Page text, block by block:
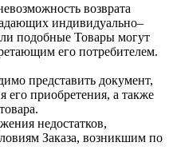
возврата
индивидуально–
подобные Товары могут
его потребителем.
представить документ,
приобретения, а также
недостатков,
Заказа, возникшим по